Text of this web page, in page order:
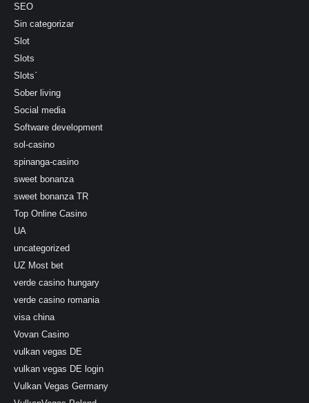
SEO
Sin categorizar
Slot
Slots
Slots`
Sober living
Social media
Software development
sol-casino
spinanga-casino
sweet bonanza
sweet bonanza TR
Top Online Casino
UA
uncategorized
UZ Most bet
verde casino hungary
verde casino romania
visa china
Vovan Casino
vulkan vegas DE
vulkan vegas DE login
Vulkan Vegas Germany